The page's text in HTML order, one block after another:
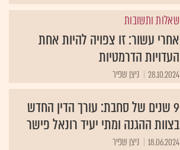
שאלות ותשובות
אחרי עשור: זו צפויה להיות אחת
העדויות הדרמטיות
28.10.2024 ניצן שפיר
9 שנים של סחבת: עורך הדין החדש
בצוות ההגנה ומתי יעיד רונאל פישר
18.06.2024 ניצן שפיר